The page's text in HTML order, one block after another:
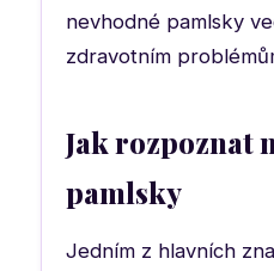
nevhodné pamlsky
zdravotním
Jak rozpoznat
pamlsky
Jedním z hlavních